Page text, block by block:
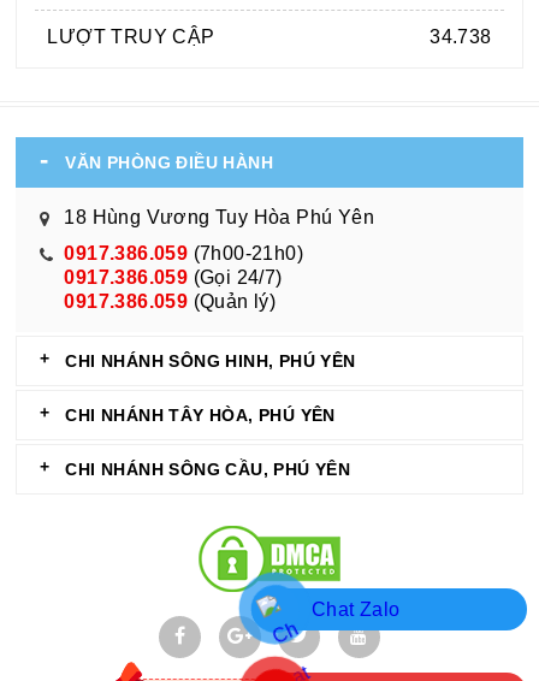
LƯỢT TRUY CẬP 34.738
VĂN PHÒNG ĐIỀU HÀNH
18 Hùng Vương Tuy Hòa Phú Yên
0917.386.059 (7h00-21h0)
0917.386.059 (Gọi 24/7)
0917.386.059 (Quản lý)
CHI NHÁNH SÔNG HINH, PHÚ YÊN
CHI NHÁNH TÂY HÒA, PHÚ YÊN
CHI NHÁNH SÔNG CẦU, PHÚ YÊN
Chat Zalo